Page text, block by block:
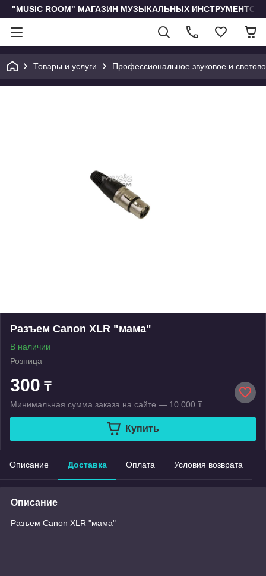
"MUSIC ROOM" МАГАЗИН МУЗЫКАЛЬНЫХ
Товары и услуги Профессиональное звуковое и
Разъем Canon XLR "мама"
В наличии
Розница
300 ₸
Минимальная сумма заказа на сайте — 10 000 ₸
Купить
Описание Доставка Оплата Условия возврата
Описание
Разъем Canon XLR "мама"